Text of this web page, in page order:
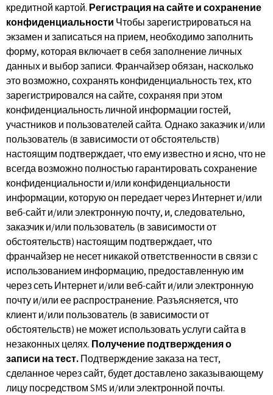
кредитной картой. Регистрация на сайте и сохранение
конфиденциальности Чтобы зарегистрироваться на
экзамен и записаться на прием, необходимо заполнить
форму, которая включает в себя заполнение личных
данных и выбор записи. Франчайзер обязан, насколько
это возможно, сохранять конфиденциальность тех, кто
зарегистрировался на сайте, сохраняя при этом
конфиденциальность личной информации гостей,
участников и пользователей сайта. Однако заказчик и/или
пользователь (в зависимости от обстоятельств)
настоящим подтверждает, что ему известно и ясно, что не
всегда возможно полностью гарантировать сохранение
конфиденциальности и/или конфиденциальности
информации, которую он передает через Интернет и/или
веб-сайт и/или электронную почту, и, следовательно,
заказчик и/или пользователь (в зависимости от
обстоятельств) настоящим подтверждает, что
франчайзер не несет никакой ответственности в связи с
использованием информацию, предоставленную им
через сеть Интернет и/или веб-сайт и/или электронную
почту и/или ее распространение. Разъясняется, что
клиент и/или пользователь (в зависимости от
обстоятельств) не может использовать услуги сайта в
незаконных целях. Получение подтверждения о
записи на тест.Подтверждение заказа на тест,
сделанное через сайт, будет доставлено заказывающему
лицу посредством SMS и/или электронной почты.